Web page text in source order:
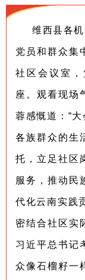
维西县各
党员和群众集
社区会议室
座。观看现场
蓉感慨道：“
各族群众的生
托，立足社区
服务，推动民
代化云南实践
密结合社区实
习近平总书记
众像石榴籽一